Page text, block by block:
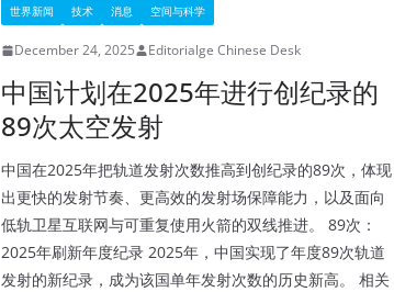
世界新闻 技术 消息 空间与科学
December 24, 2025 Editorialge Chinese Desk
中国计划在2025年进行创纪录的
89次太空发射
中国在2025年把轨道发射次数推高到创纪录的89次，体现
出更快的发射节奏、更高效的发射场保障能力，以及面向
低轨卫星互联网与可重复使用火箭的双线推进。​ 89次：
2025年刷新年度纪录​ 2025年，中国实现了年度89次轨道
发射的新纪录，成为该国单年发射次数的历史新高。​ 相关